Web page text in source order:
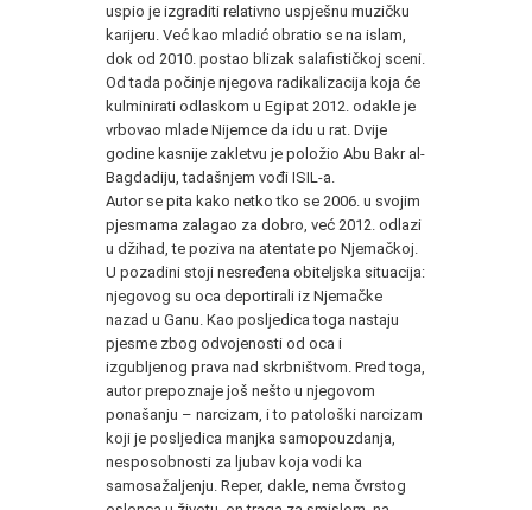
uspio je izgraditi relativno uspješnu muzičku
karijeru. Već kao mladić obratio se na islam,
dok od 2010. postao blizak salafističkoj sceni.
Od tada počinje njegova radikalizacija koja će
kulminirati odlaskom u Egipat 2012. odakle je
vrbovao mlade Nijemce da idu u rat. Dvije
godine kasnije zakletvu je položio Abu Bakr al-
Bagdadiju, tadašnjem vođi ISIL-a.
Autor se pita kako netko tko se 2006. u svojim
pjesmama zalagao za dobro, već 2012. odlazi
u džihad, te poziva na atentate po Njemačkoj.
U pozadini stoji nesređena obiteljska situacija:
njegovog su oca deportirali iz Njemačke
nazad u Ganu. Kao posljedica toga nastaju
pjesme zbog odvojenosti od oca i
izgubljenog prava nad skrbništvom. Pred toga,
autor prepoznaje još nešto u njegovom
ponašanju – narcizam, i to patološki narcizam
koji je posljedica manjka samopouzdanja,
nesposobnosti za ljubav koja vodi ka
samosažaljenju. Reper, dakle, nema čvrstog